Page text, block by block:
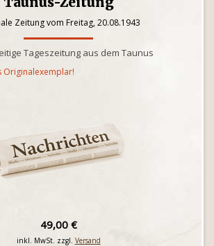
Zeitung vom Freitag, 20.08.1943
Tageszeitung aus dem Taunus
Originalexemplar!
49,00 €
inkl. MwSt. zzgl. Versand